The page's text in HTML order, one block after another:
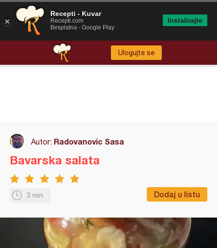
Ulogujte se
Autor: Radovanovic Sasa
3 min Dodaj u listu
Bavarska salata
Recepti - Kuvar
Recepti.com
Besplatna - Google Play
Instalirajte